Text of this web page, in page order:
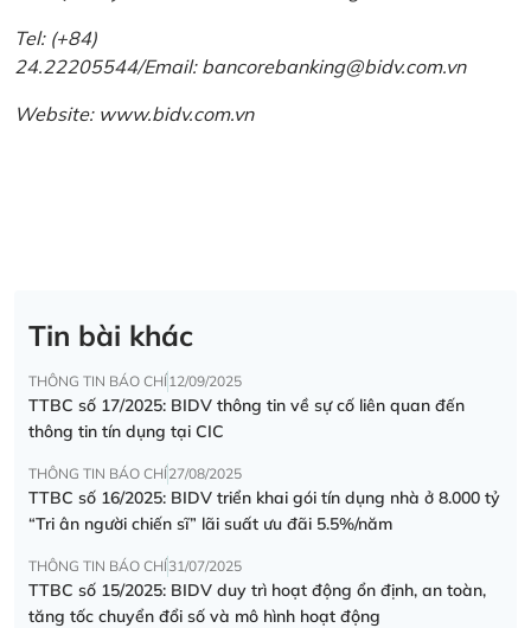
Tel: (+84)
24.22205544/Email: bancorebanking@bidv.com.vn
Website: www.bidv.com.vn
Tin bài khác
THÔNG TIN BÁO CHÍ12/09/2025
TTBC số 17/2025: BIDV thông tin về sự cố liên quan đến
thông tin tín dụng tại CIC
THÔNG TIN BÁO CHÍ27/08/2025
TTBC số 16/2025: BIDV triển khai gói tín dụng nhà ở 8.000 tỷ
“Tri ân người chiến sĩ” lãi suất ưu đãi 5.5%/năm
THÔNG TIN BÁO CHÍ31/07/2025
TTBC số 15/2025: BIDV duy trì hoạt động ổn định, an toàn,
tăng tốc chuyển đổi số và mô hình hoạt động